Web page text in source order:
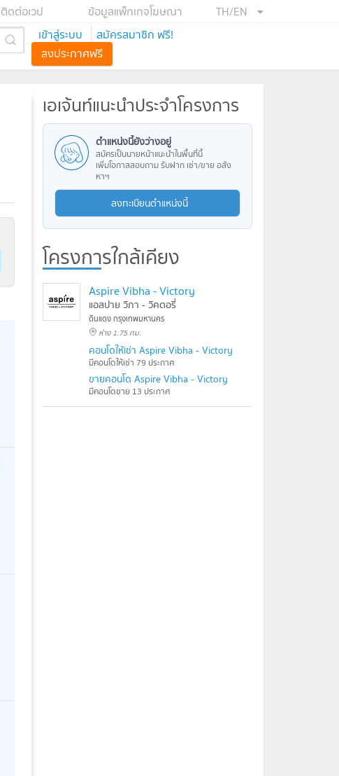
TH/EN
ข้อมูลแพ็กเกจโฆษณา
ติดต่อเวป
เข้าสู่ระบบ
สมัครสมาชิก ฟรี!
ลงประกาศฟรี
เอเจ้นท์แนะนำประจำโครงการ
ตำแหน่งนี้ยังว่างอยู่
สมัครเป็นนายหน้าแนะนำในพื้นที่นี้
เพิ่มโอกาสสอบถาม รับฝาก เช่า/ขาย อสัง
หาฯ
ลงทะเบียนตำแหน่งนี้
โครงการใกล้เคียง
Aspire Vibha - Victory
แอสปาย วิภา - วิคตอรี่
ดินแดง กรุงเทพมหานคร
ห่าง 1.75 กม.
คอนโดให้เช่า Aspire Vibha - Victory
มีคอนโดให้เช่า 79 ประกาศ
ขายคอนโด Aspire Vibha - Victory
มีคอนโดขาย 13 ประกาศ